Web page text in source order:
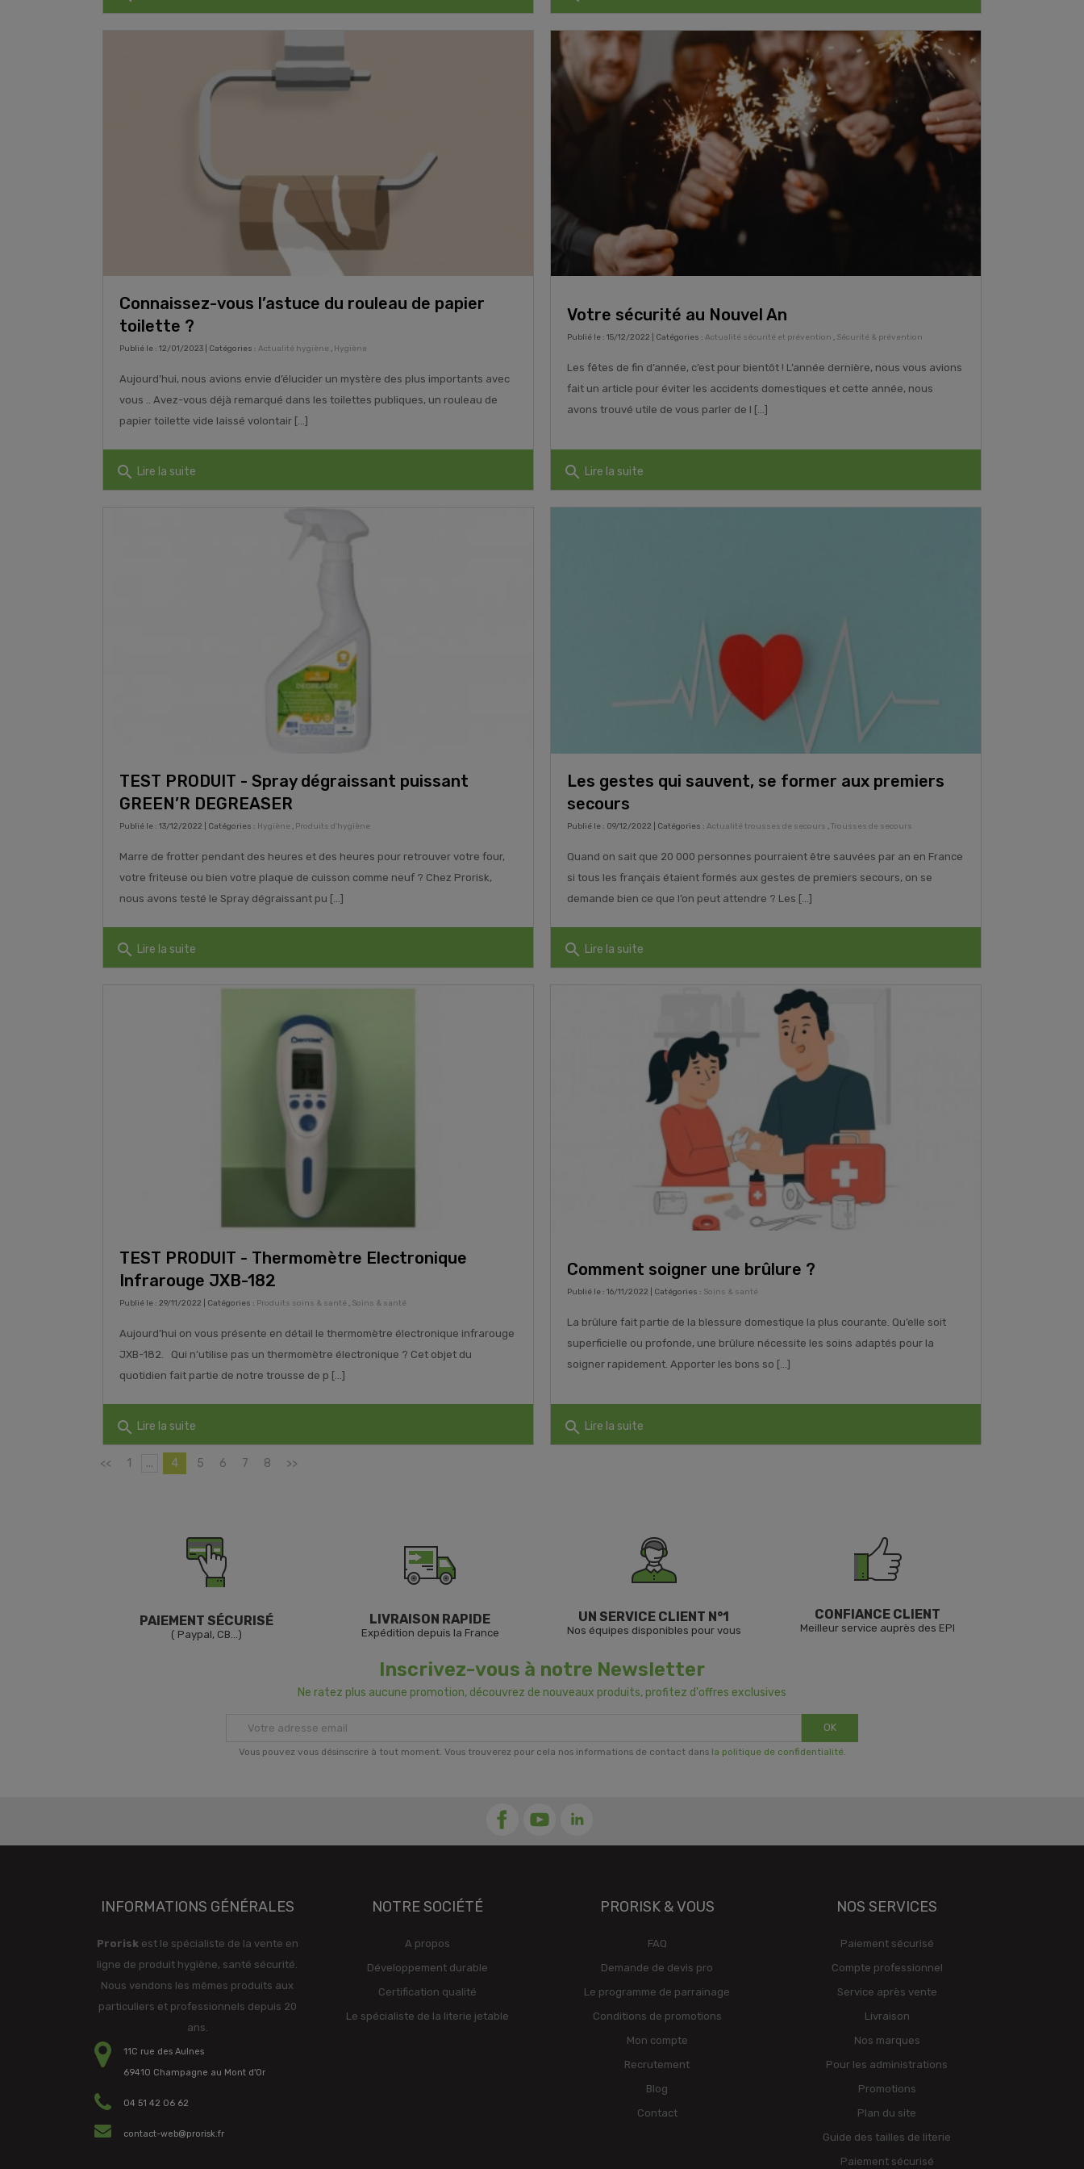
Connaissez-vous l’astuce du rouleau de papier
toilette ?
Publié le : 12/01/2023 | Catégories : Actualité hygiène , Hygiène
Aujourd’hui, nous avions envie d’élucider un mystère des plus importants avec
vous .. Avez-vous déjà remarqué dans les toilettes publiques, un rouleau de
papier toilette vide laissé volontair [...]
search Lire la suite
Votre sécurité au Nouvel An
Publié le : 15/12/2022 | Catégories : Actualité sécurité et prévention , Sécurité & prévention
Les fêtes de fin d’année, c’est pour bientôt ! L’année dernière, nous vous avions
fait un article pour éviter les accidents domestiques et cette année, nous
avons trouvé utile de vous parler de l [...]
search Lire la suite
TEST PRODUIT - Spray dégraissant puissant
GREEN’R DEGREASER
Publié le : 13/12/2022 | Catégories : Hygiène , Produits d'hygiène
Marre de frotter pendant des heures et des heures pour retrouver votre four,
votre friteuse ou bien votre plaque de cuisson comme neuf ? Chez Prorisk,
nous avons testé le Spray dégraissant pu [...]
search Lire la suite
Les gestes qui sauvent, se former aux premiers
secours
Publié le : 09/12/2022 | Catégories : Actualité trousses de secours ,Trousses de secours
Quand on sait que 20 000 personnes pourraient être sauvées par an en France
si tous les français étaient formés aux gestes de premiers secours, on se
demande bien ce que l’on peut attendre ? Les [...]
search Lire la suite
TEST PRODUIT - Thermomètre Electronique
Infrarouge JXB-182
Publié le : 29/11/2022 | Catégories : Produits soins & santé , Soins & santé
Aujourd’hui on vous présente en détail le thermomètre électronique infrarouge
JXB-182. Qui n’utilise pas un thermomètre électronique ? Cet objet du
quotidien fait partie de notre trousse de p [...]
search Lire la suite
Comment soigner une brûlure ?
Publié le : 16/11/2022 | Catégories : Soins & santé
La brûlure fait partie de la blessure domestique la plus courante. Qu’elle soit
superficielle ou profonde, une brûlure nécessite les soins adaptés pour la
soigner rapidement. Apporter les bons so [...]
search Lire la suite
<< 1 ... 4 5 6 7 8 >>
PAIEMENT SÉCURISÉ
( Paypal, CB...)
LIVRAISON RAPIDE
Expédition depuis la France
UN SERVICE CLIENT N°1
Nos équipes disponibles pour vous
CONFIANCE CLIENT
Meilleur service auprès des EPI
Inscrivez-vous à notre Newsletter
Ne ratez plus aucune promotion, découvrez de nouveaux produits, profitez d'offres exclusives
OK
Vous pouvez vous désinscrire à tout moment. Vous trouverez pour cela nos informations de contact dans la politique de confidentialité.
INFORMATIONS GÉNÉRALES
Proriskest le spécialiste de la vente en
ligne de produit hygiène, santé sécurité.
Nous vendons les mêmes produits aux
particuliers et professionnels depuis 20
ans.
11C rue des Aulnes
69410 Champagne au Mont d'Or
04 51 42 06 62
contact-web@prorisk.fr
NOTRE SOCIÉTÉ
A propos
Développement durable
Certification qualité
Le spécialiste de la literie jetable
PRORISK & VOUS
FAQ
Demande de devis pro
Le programme de parrainage
Conditions de promotions
Mon compte
Recrutement
Blog
Contact
NOS SERVICES
Paiement sécurisé
Compte professionnel
Service après vente
Livraison
Nos marques
Pour les administrations
Promotions
Plan du site
Guide des tailles de literie
Paiement sécurisé